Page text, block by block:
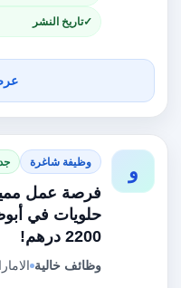
تاريخ النشر
و وظيفة شاغرة
فرصة عمل
حلويات في
2200 درهم!
وظائف خالية